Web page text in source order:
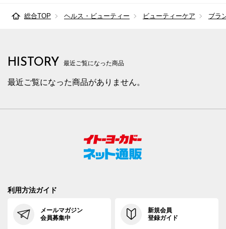
総合TOP ヘルス・ビューティー ビューティーケア ブラ
HISTORY 最近ご覧になった商品
最近ご覧になった商品がありません。
利用方法ガイド
メールマガジン
会員募集中
新規会員
登録ガイド